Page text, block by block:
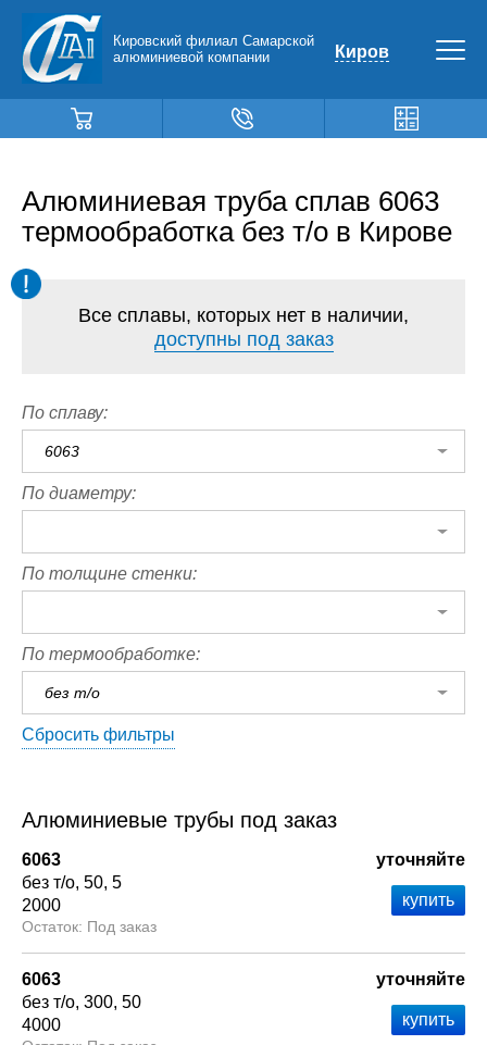
Кировский филиал Самарской
алюминиевой компании
Киров
Алюминиевая труба сплав 6063
термообработка без т/о в Кирове
Все сплавы, которых нет в наличии,
доступны под заказ
По сплаву:
6063
По диаметру:
По толщине стенки:
По термообработке:
без т/о
Сбросить фильтры
Алюминиевые трубы под заказ
6063
без т/о 50 5
2000
Под заказ
уточняйте
6063
без т/о 300 50
4000
уточняйте